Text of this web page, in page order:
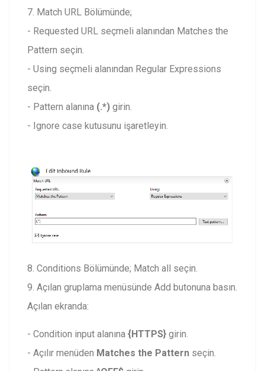
7. Match URL Bölümünde;
- Requested URL seçmeli alanından Matches the
Pattern seçin.
- Using seçmeli alanından Regular Expressions
seçin.
- Pattern alanına (.*) girin.
- Ignore case kutusunu işaretleyin.
8. Conditions Bölümünde; Match all seçin.
9. Açılan gruplama menüsünde Add butonuna basın.
Açılan ekranda:
- Condition input alanına {HTTPS} girin.
- Açılır menüden Matches the Pattern seçin.